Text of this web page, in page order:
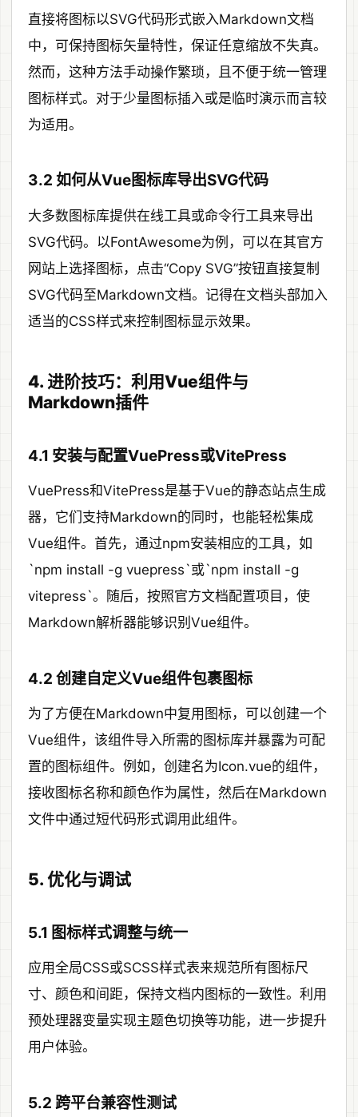
直接将图标以SVG代码形式嵌入Markdown文档
中，可保持图标矢量特性，保证任意缩放不失真。
然而，这种方法手动操作繁琐，且不便于统一管理
图标样式。对于少量图标插入或是临时演示而言较
为适用。
3.2 如何从Vue图标库导出SVG代码
大多数图标库提供在线工具或命令行工具来导出
SVG代码。以FontAwesome为例，可以在其官方
网站上选择图标，点击“Copy SVG”按钮直接复制
SVG代码至Markdown文档。记得在文档头部加入
适当的CSS样式来控制图标显示效果。
4. 进阶技巧：利用Vue组件与
Markdown插件
4.1 安装与配置VuePress或VitePress
VuePress和VitePress是基于Vue的静态站点生成
器，它们支持Markdown的同时，也能轻松集成
Vue组件。首先，通过npm安装相应的工具，如
`npm install -g vuepress`或`npm install -g
vitepress`。随后，按照官方文档配置项目，使
Markdown解析器能够识别Vue组件。
4.2 创建自定义Vue组件包裹图标
为了方便在Markdown中复用图标，可以创建一个
Vue组件，该组件导入所需的图标库并暴露为可配
置的图标组件。例如，创建名为Icon.vue的组件，
接收图标名称和颜色作为属性，然后在Markdown
文件中通过短代码形式调用此组件。
5. 优化与调试
5.1 图标样式调整与统一
应用全局CSS或SCSS样式表来规范所有图标尺
寸、颜色和间距，保持文档内图标的一致性。利用
预处理器变量实现主题色切换等功能，进一步提升
用户体验。
5.2 跨平台兼容性测试